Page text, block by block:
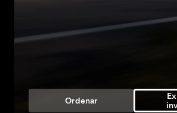
Ordenar